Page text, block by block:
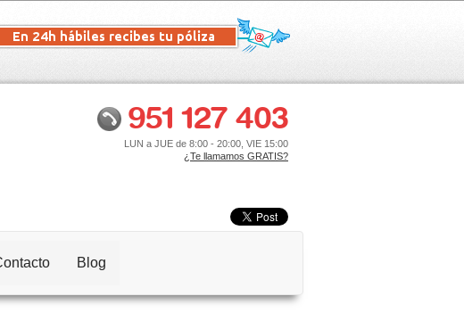
951 127 403
LUN a JUE de 8:00 - 20:00, VIE 15:00
¿Te llamamos GRATIS?
Blog